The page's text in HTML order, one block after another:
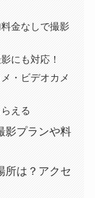
金なしで撮影
にも対応！
・ビデオカメ
える
影プランや料
所は？アクセ